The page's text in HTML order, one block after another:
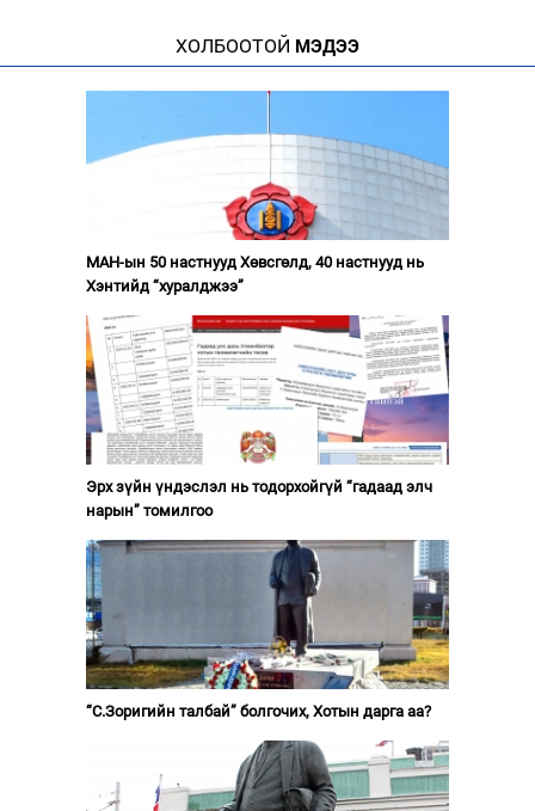
ХОЛБООТОЙ МЭДЭЭ
МАН-ын 50 настнууд Хөвсгөлд, 40 настнууд нь
Хэнтийд “хуралджээ”
Эрх зүйн үндэслэл нь тодорхойгүй “гадаад элч
нарын” томилгоо
“С.Зоригийн талбай” болгочих, Хотын дарга аа?